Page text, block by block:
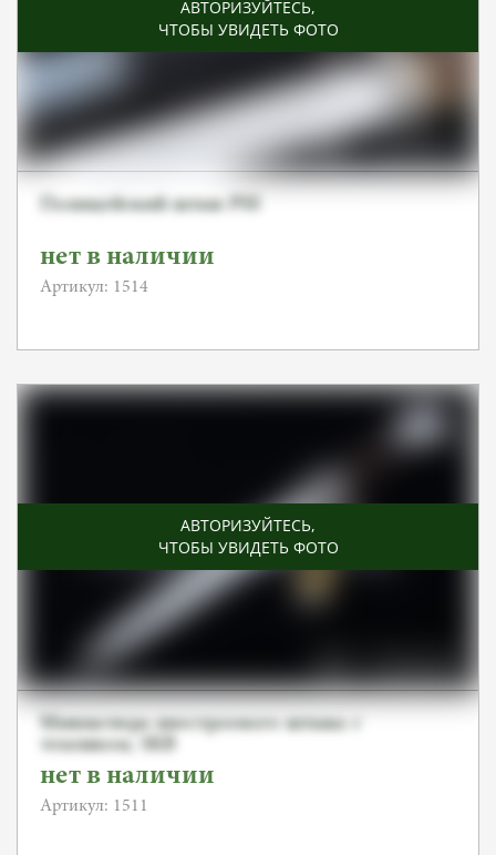
АВТОРИЗУЙТЕСЬ,
ЧТОБЫ УВИДЕТЬ ФОТО
Полицейский штык PSS
нет в наличии
Артикул: 1514
АВТОРИЗУЙТЕСЬ,
ЧТОБЫ УВИДЕТЬ ФОТО
Миниатюра внестроевого штыка с
темляком, SKB
нет в наличии
Артикул: 1511